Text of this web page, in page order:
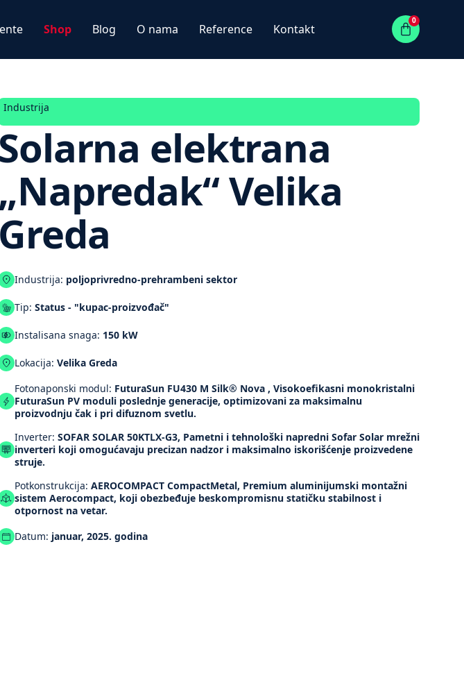
Shop Blog O nama Reference Kontakt
0
Industrija
Solarna elektrana
„Napredak“ Velika
Greda
Industrija: poljoprivredno-prehrambeni sektor
Tip: Status - "kupac-proizvođač"
Instalisana snaga: 150 kW
Lokacija: Velika Greda
Fotonaponski modul: FuturaSun FU430 M Silk® Nova , Visokoefikasni monokristalni
FuturaSun PV moduli poslednje generacije, optimizovani za maksimalnu
proizvodnju čak i pri difuznom svetlu.
Inverter: SOFAR SOLAR 50KTLX-G3, Pametni i tehnološki napredni Sofar Solar mrežni
inverteri koji omogućavaju precizan nadzor i maksimalno iskorišćenje proizvedene
struje.
Potkonstrukcija: AEROCOMPACT CompactMetal, Premium aluminijumski montažni
sistem Aerocompact, koji obezbeđuje beskompromisnu statičku stabilnost i
otpornost na vetar.
Datum: januar, 2025. godina